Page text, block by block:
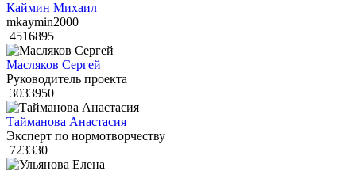
Каймин Михаил
mkaymin2000
4516895
Масляков Сергей
Руководитель проекта
3033950
Тайманова Анастасия
Эксперт по нормотворчеству
723330